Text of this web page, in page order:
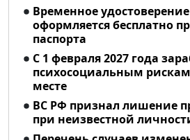
Временное
оформляется бесплатно
паспорта
С 1 февраля 2027 года
психосоциальным
месте
ВС РФ признал лишение
при неизвестной